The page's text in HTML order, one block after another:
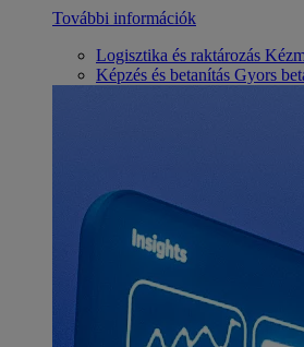
További információk
Logisztika és raktározás
Képzés és betanítás Gyors